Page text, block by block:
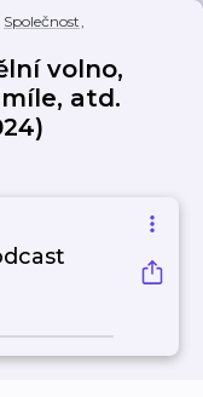
Společnost,
volno,
atd.